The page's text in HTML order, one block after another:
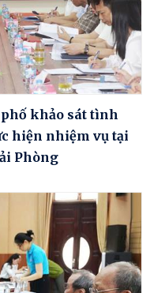
khảo sát tình
hiện nhiệm vụ tại
Phòng